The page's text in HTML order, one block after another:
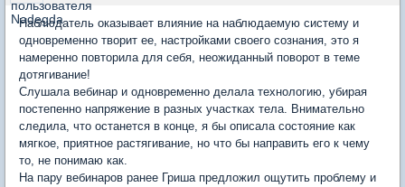
Наблюдатель оказывает влияние на наблюдаемую систему и
одновременно творит ее, настройками своего сознания, это я
намеренно повторила для себя, неожиданный поворот в теме
дотягивание!
Слушала вебинар и одновременно делала технологию, убирая
постепенно напряжение в разных участках тела. Внимательно
следила, что останется в конце, я бы описала состояние как
мягкое, приятное растягивание, но что бы направить его к чему
то, не понимаю как.
На пару вебинаров ранее Гриша предложил ощутить проблему и